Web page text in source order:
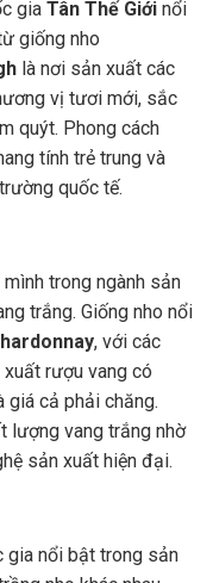
gia Tân Thế Giới nổi
giống nho
là nơi sản xuất các
vị tươi mới, sắc
quýt. Phong cách
tính trẻ trung và
quốc tế.
trong ngành sản
trắng. Giống nho nổi
, với các
xuất rượu vang có
giá cả phải chăng.
lượng vang trắng nhờ
sản xuất hiện đại.
gia nổi bật trong sản